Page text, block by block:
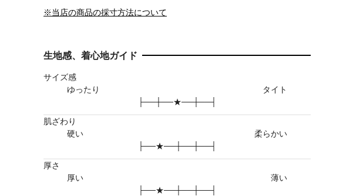
※当店の商品の採寸方法について
生地感、着心地ガイド
サイズ感
ゆったり
タイト
├──┼──★──┼──┤
肌ざわり
硬い
柔らかい
├──★──┼──┼──┤
厚さ
厚い
薄い
├──★──┼──┼──┤